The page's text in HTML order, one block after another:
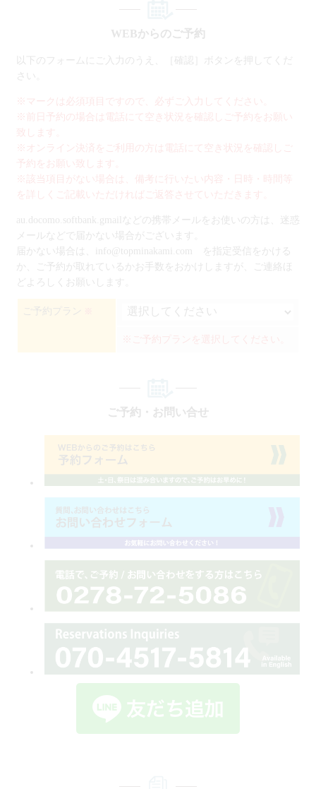
WEBからのご予約
以下のフォームにご入力のうえ、［確認］ボタンを押してくだ
さい。
※マークは必須項目ですので、必ずご入力してください。
※前日予約の場合は電話にて空き状況を確認しご予約をお願い
致します。
※オンライン決済をご利用の方は電話にて空き状況を確認しご
予約をお願い致します。
※該当項目がない場合は、備考に行いたい内容・日時・時間等
を詳しくご記載いただければご返答させていただきます。
au.docomo.softbank.gmailなどの携帯メールをお使いの方は、迷惑
メールなどで届かない場合がございます。
届かない場合は、info@topminakami.com を指定受信をかける
か、ご予約が取れているかお手数をおかけしますが、ご連絡ほ
どよろしくお願いします。
ご予約プラン
※ご予約プランを選択してください。
ご予約・お問い合せ